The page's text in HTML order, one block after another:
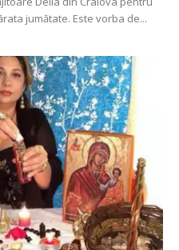
jumătate. Este vorba de...